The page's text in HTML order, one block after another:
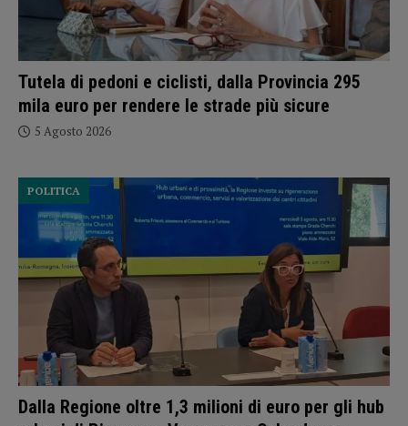
Tutela di pedoni e ciclisti, dalla Provincia 295
mila euro per rendere le strade più sicure
5 Agosto 2026
Dalla Regione oltre 1,3 milioni di euro per gli hub
POLITICA